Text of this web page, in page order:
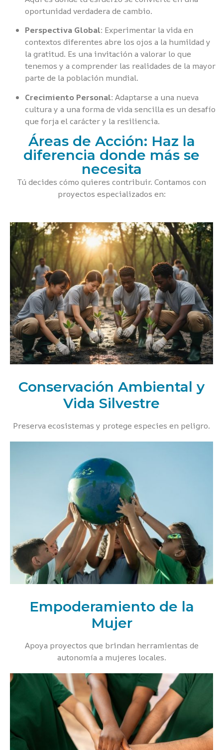
oportunidad verdadera de cambio.
Perspectiva Global: Experimentar la vida en
contextos diferentes abre los ojos a la humildad y
la gratitud. Es una invitación a valorar lo que
tenemos y a comprender las realidades de la mayor
parte de la población mundial.
Crecimiento Personal: Adaptarse a una nueva
cultura y a una forma de vida sencilla es un desafío
que forja el carácter y la resiliencia.
Áreas de Acción: Haz la
diferencia donde más se
necesita
Tú decides cómo quieres contribuir. Contamos con
proyectos especializados en:
Conservación Ambiental y
Vida Silvestre
Preserva ecosistemas y protege especies en peligro.
Empoderamiento de la
Mujer
Apoya proyectos que brindan herramientas de
autonomía a mujeres locales.